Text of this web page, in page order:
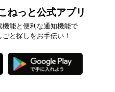
ねっと公式アプリ
機能と便利な通知機能で
と探しをお手伝い！